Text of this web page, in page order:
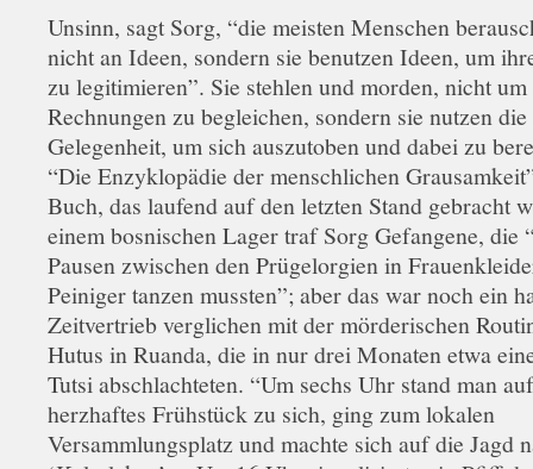
Unsinn, sagt Sorg, “die meisten Menschen
nicht an Ideen, sondern sie benutzen Ideen, um
zu legitimieren”. Sie stehlen und morden, nicht um
Rechnungen zu begleichen, sondern sie nutzen die
Gelegenheit, um sich auszutoben und dabei zu
“Die Enzyklopädie der menschlichen
Buch, das laufend auf den letzten Stand gebracht
einem bosnischen Lager traf Sorg Gefangene, die
Pausen zwischen den Prügelorgien in
Peiniger tanzen mussten”; aber das war noch ein
Zeitvertrieb verglichen mit der mörderischen
Hutus in Ruanda, die in nur drei Monaten etwa
Tutsi abschlachteten. “Um sechs Uhr stand man
herzhaftes Frühstück zu sich, ging zum lokalen
Versammlungsplatz und machte sich auf die Jagd